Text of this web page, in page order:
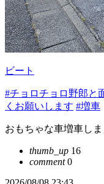
ビート
#チョロチョロ野郎と
くお願いします #増車
おもちゃな車増車し
thumb_up 16
comment0